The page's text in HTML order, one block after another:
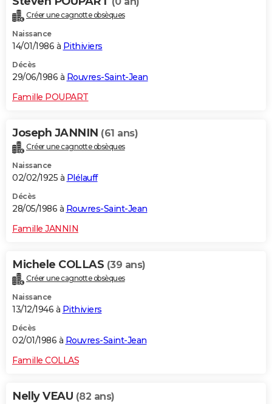
Créer une cagnotte obsèques
Naissance
14/01/1986 à Pithiviers
Décès
29/06/1986 à Rouvres-Saint-Jean
Famille POUPART
Joseph JANNIN (61 ans)
Créer une cagnotte obsèques
Naissance
02/02/1925 à Plélauff
Décès
28/05/1986 à Rouvres-Saint-Jean
Famille JANNIN
Michele COLLAS (39 ans)
Créer une cagnotte obsèques
Naissance
13/12/1946 à Pithiviers
Décès
02/01/1986 à Rouvres-Saint-Jean
Famille COLLAS
Nelly VEAU (82 ans)